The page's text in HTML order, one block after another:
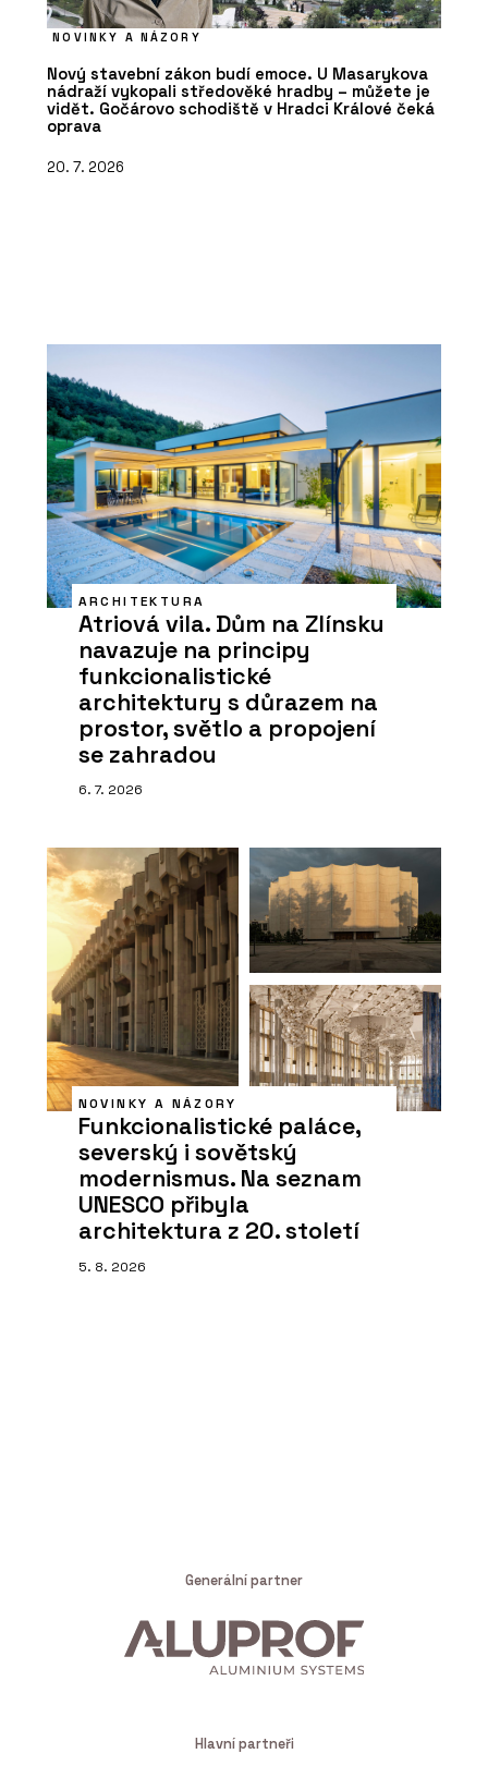
NOVINKY A NÁZORY
Nový stavební zákon budí emoce. U Masarykova
nádraží vykopali středověké hradby – můžete je
vidět. Gočárovo schodiště v Hradci Králové čeká
oprava
20. 7. 2026
ARCHITEKTURA
Atriová vila. Dům na Zlínsku
navazuje na principy
funkcionalistické
architektury s důrazem na
prostor, světlo a propojení
se zahradou
6. 7. 2026
NOVINKY A NÁZORY
Funkcionalistické paláce,
severský i sovětský
modernismus. Na seznam
UNESCO přibyla
architektura z 20. století
5. 8. 2026
Generální partner
Hlavní partneři